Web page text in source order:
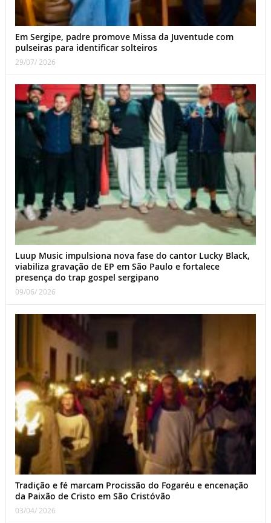
Em Sergipe, padre promove Missa da Juventude com
pulseiras para identificar solteiros
29/07/ 2026
Luup Music impulsiona nova fase do cantor Lucky Black,
viabiliza gravação de EP em São Paulo e fortalece
presença do trap gospel sergipano
09/06/ 2026
Tradição e fé marcam Procissão do Fogaréu e encenação
da Paixão de Cristo em São Cristóvão
03/04/ 2026